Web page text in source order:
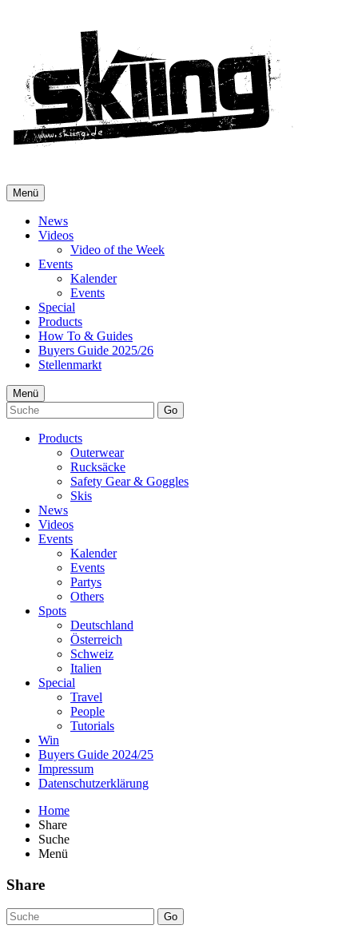
Menü
News
Videos
Video of the Week
Events
Kalender
Events
Special
Products
How To & Guides
Buyers Guide 2025/26
Stellenmarkt
Menü
Go
Products
Outerwear
Rucksäcke
Safety Gear & Goggles
Skis
News
Videos
Events
Kalender
Events
Partys
Others
Spots
Deutschland
Österreich
Schweiz
Italien
Special
Travel
People
Tutorials
Win
Buyers Guide 2024/25
Impressum
Datenschutzerklärung
Home
Share
Suche
Menü
Share
Go